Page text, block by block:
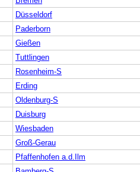
Düsseldorf
Paderborn
Gießen
Tuttlingen
Rosenheim-S
Erding
Oldenburg-S
Duisburg
Wiesbaden
Groß-Gerau
Pfaffenhofen a.d.Ilm